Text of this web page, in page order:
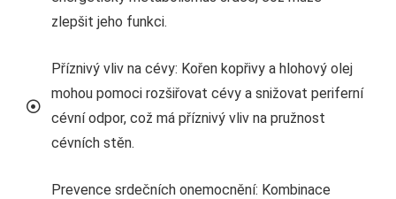
zlepšit jeho funkci.
Příznivý vliv na cévy: Kořen kopřivy a hlohový olej
mohou pomoci rozšiřovat cévy a snižovat periferní
cévní odpor, což má příznivý vliv na pružnost
cévních stěn.
Prevence srdečních onemocnění: Kombinace